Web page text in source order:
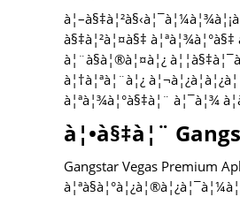
à§‡à¦²à¦¤à§‡ à¦ªà¦¾à¦°à§‡
à¦¨à§à¦®à¦¤à¦¿
à¦†à¦ªà¦¨à¦¿
à¦ªà¦¾à¦°à§‡à¦¨ à¦¯à¦¾
à¦•à§‡à¦¨
Gangstar Vegas Premium